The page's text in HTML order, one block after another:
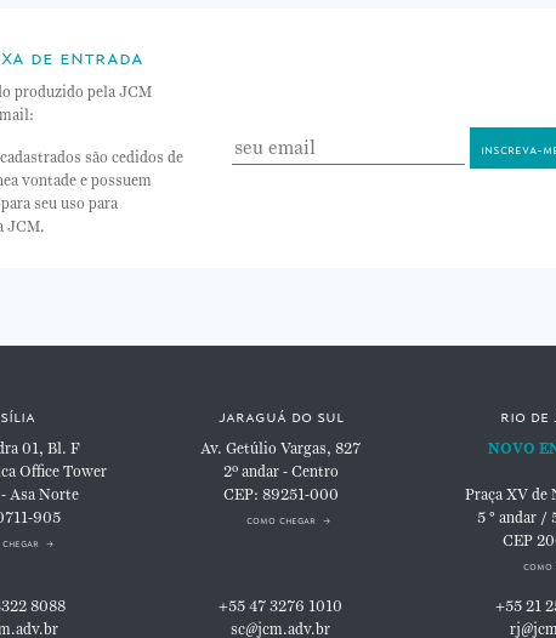
de entrada
produzido pela JCM
são cedidos de
vontade e possuem
seu uso para
JCM.
01, Bl. F
Office Tower
Asa Norte
905
8088
jaraguá do sul
Av. Getúlio Vargas, 827
2º andar - Centro
CEP: 89251-000
como chegar
+55 47 3276 1010
sc@jcm.adv.br
rio
NOVO
Praça XV de
5 ° andar /
CEP
como
+55 21